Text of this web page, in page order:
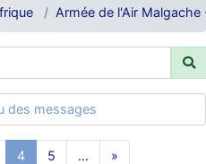
du sujet sur l'Armée de l'Air,
mêmes noms qu'aujourd'hui
auront plu ; Agur…
Ferté samedi
Armée de l'Air
des messages
4 5 … »